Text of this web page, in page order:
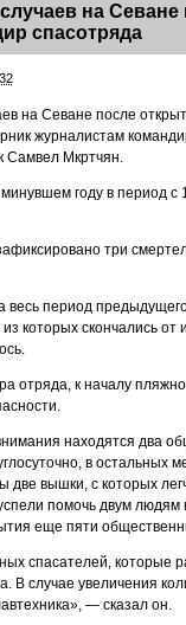
на Севане
спасотряда
на Севане после
журналистам
Самвел Мкртчян.
году в период
три
весь период
которых скончались
отряда, к началу
находятся два
в
две вышки, с которых
помочь двум
еще пяти
спасателей, которые
В случае увеличения
— сказал он.